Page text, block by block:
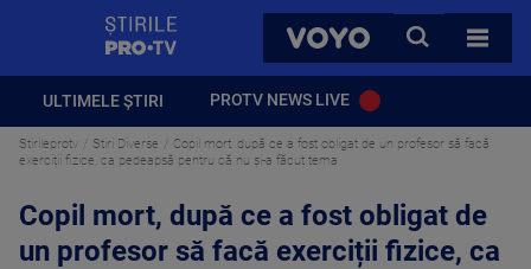
VOYO
CAUTA
TOATE
ULTIMELE ȘTIRI PROTV NEWS LIVE
Stirileprotv Stiri Diverse
Copil mort, după ce a fost obligat de un profesor să facă
exerciții fizice, ca pedeapsă pentru că nu și-a făcut tema
Copil mort, după ce a fost obligat de
un profesor să facă exerciții fizice, ca